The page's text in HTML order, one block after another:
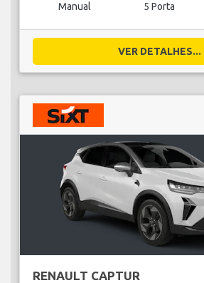
Manual 5 Porta
VER DETALHES...
RENAULT CAPTUR